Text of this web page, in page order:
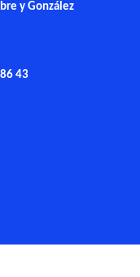
y González
43